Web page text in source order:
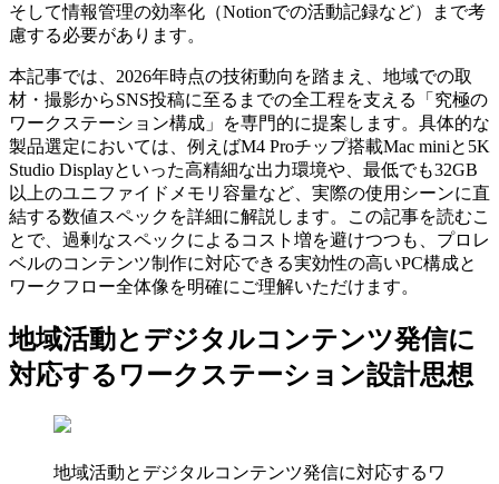
そして情報管理の効率化（Notionでの活動記録など）まで考
慮する必要があります。
本記事では、2026年時点の技術動向を踏まえ、地域での取
材・撮影からSNS投稿に至るまでの全工程を支える「究極の
ワークステーション構成」を専門的に提案します。具体的な
製品選定においては、例えばM4 Proチップ搭載Mac miniと5K
Studio Displayといった高精細な出力環境や、最低でも32GB
以上のユニファイドメモリ容量など、実際の使用シーンに直
結する数値スペックを詳細に解説します。この記事を読むこ
とで、過剰なスペックによるコスト増を避けつつも、プロレ
ベルのコンテンツ制作に対応できる実効性の高いPC構成と
ワークフロー全体像を明確にご理解いただけます。
地域活動とデジタルコンテンツ発信に
対応するワークステーション設計思想
地域活動とデジタルコンテンツ発信に対応するワ